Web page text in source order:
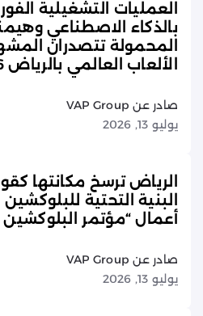
العمليات التشغيلية
بالذكاء الاصطناعي
المحمولة تتصدران
الألعاب العالمي بالرياض 2026
صادر عن VAP Group
يوليو 13, 2026
الرياض ترسخ مكانتها
البنية التحتية
أعمال “مؤتمر البلوكشين
صادر عن VAP Group
يوليو 13, 2026